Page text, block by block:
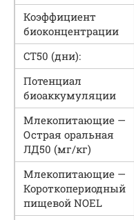
Коэффициент
биоконцентрации
CT50 (дни):
Потенциал
биоаккумуляции
Млекопитающие —
Острая оральная
ЛД50 (мг/кг)
Млекопитающие —
Короткопериодный
пищевой NOEL